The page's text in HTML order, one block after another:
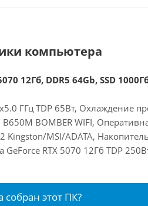
компьютера
12Гб, DDR5 64Gb, SSD
ГГц TDP 65Вт, Охлаждение
B650M BOMBER WIFI,
Kingston/MSI/ADATA,
GeForce RTX 5070 12Гб TDP
собран этот ПК?